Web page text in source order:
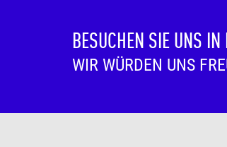
BESUCHEN SIE UNS IN
WIR WÜRDEN UNS